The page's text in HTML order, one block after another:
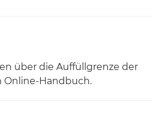
über die Auffüllgrenze der
Online-Handbuch.